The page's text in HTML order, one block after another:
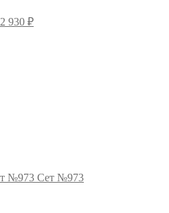
Первоначальная
2 930 ₽Текущая
Сет №973